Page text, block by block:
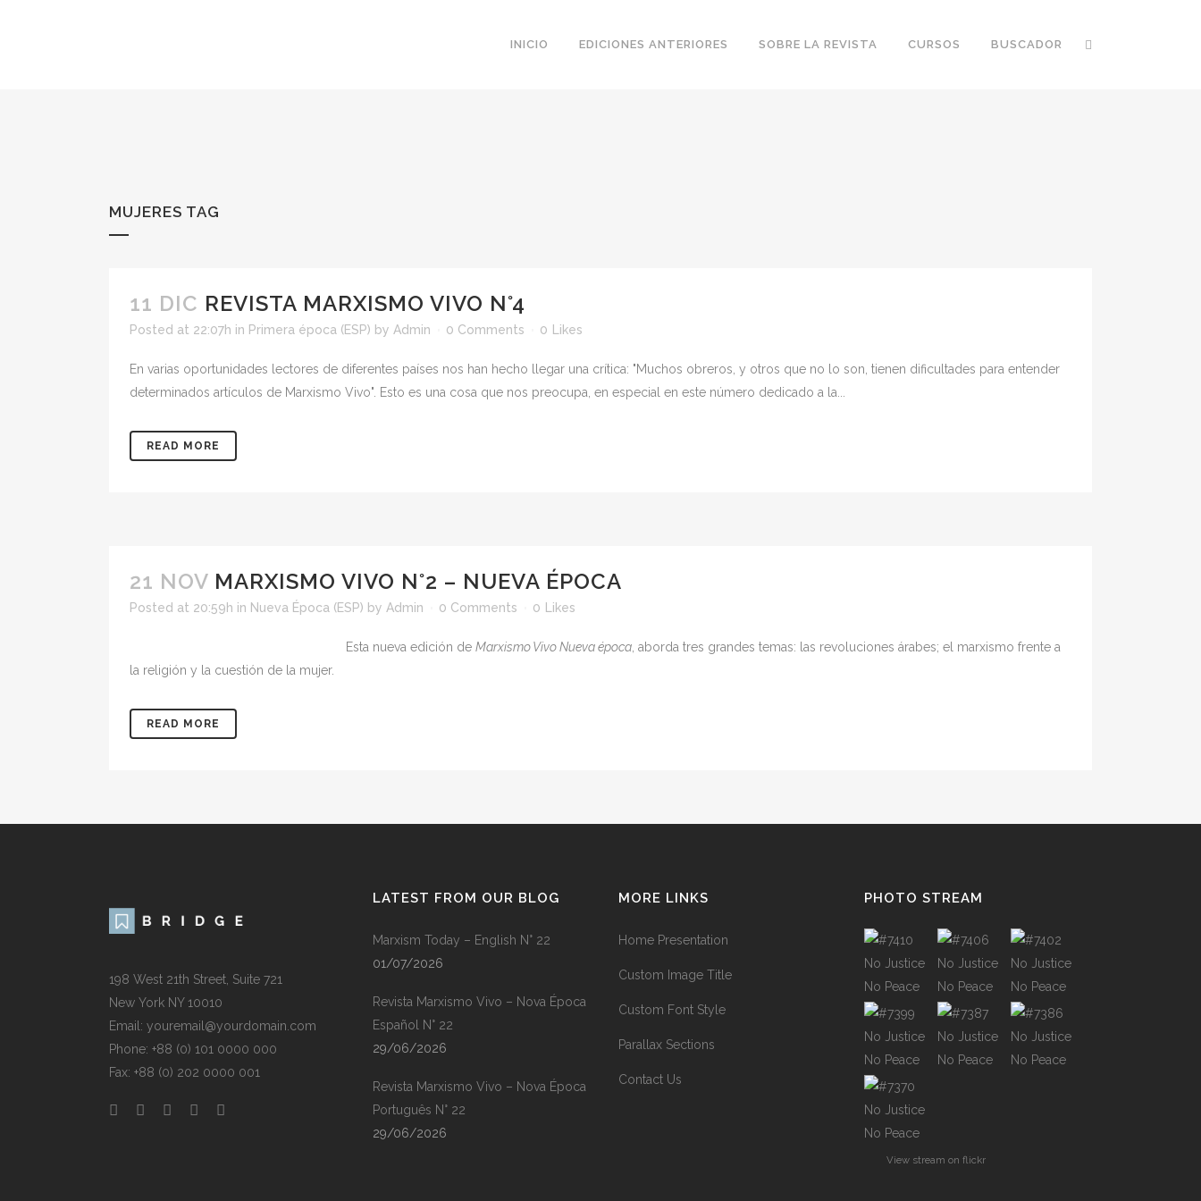
INICIO EDICIONES ANTERIORES SOBRE LA REVISTA CURSOS BUSCADOR
MUJERES TAG
11 DIC REVISTA MARXISMO VIVO N°4
Posted at 22:07h in Primera época (ESP) by Admin 0 Comments 0 Likes
En varias oportunidades lectores de diferentes países nos han hecho llegar una crítica: "Muchos obreros, y otros que no lo son, tienen dificultades para entender
determinados artículos de Marxismo Vivo". Esto es una cosa que nos preocupa, en especial en este número dedicado a la...
READ MORE
21 NOV MARXISMO VIVO N°2 – NUEVA ÉPOCA
Posted at 20:59h in Nueva Época (ESP) by Admin 0 Comments 0 Likes
Esta nueva edición de Marxismo Vivo Nueva época , aborda tres grandes temas: las revoluciones árabes; el marxismo frente a
la religión y la cuestión de la mujer.
READ MORE
198 West 21th Street, Suite 721
New York NY 10010
Email: youremail@yourdomain.com
Phone: +88 (0) 101 0000 000
Fax: +88 (0) 202 0000 001
LATEST FROM OUR BLOG
Marxism Today – English N° 22
01/07/2026
Revista Marxismo Vivo – Nova Época
Español N° 22
29/06/2026
Revista Marxismo Vivo – Nova Época
Português N° 22
29/06/2026
MORE LINKS
Home Presentation
Custom Image Title
Custom Font Style
Parallax Sections
Contact Us
PHOTO STREAM
View stream on flickr